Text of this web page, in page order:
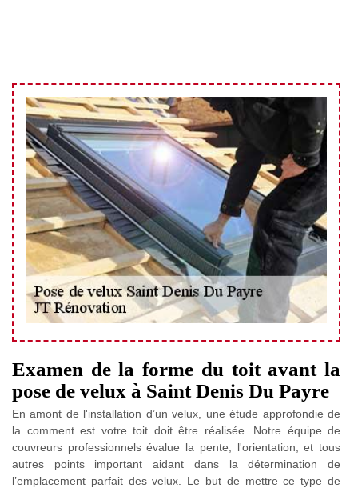
Examen de la forme du toit avant la
pose de velux à Saint Denis Du Payre
En amont de l'installation d’un velux, une étude approfondie de
la comment est votre toit doit être réalisée. Notre équipe de
couvreurs professionnels évalue la pente, l'orientation, et tous
autres points important aidant dans la détermination de
l’emplacement parfait des velux. Le but de mettre ce type de